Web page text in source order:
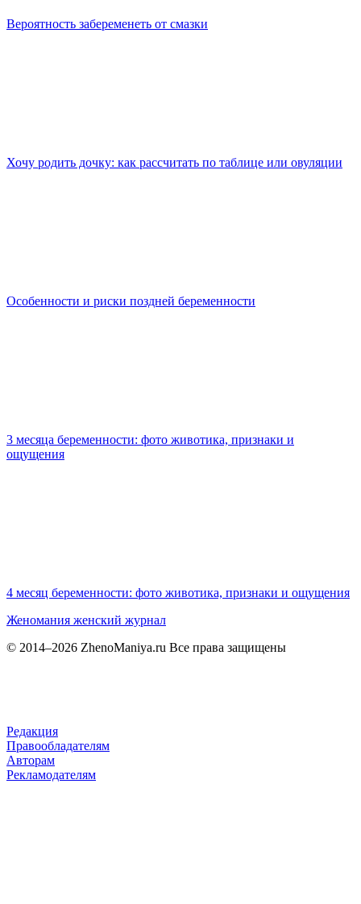
Вероятность забеременеть от смазки
Хочу родить дочку: как рассчитать по таблице или овуляции
Особенности и риски поздней беременности
3 месяца беременности: фото животика, признаки и
ощущения
4 месяц беременности: фото животика, признаки и ощущения
Женомания женский журнал
© 2014–2026 ZhenoManiya.ru Все права защищены
Редакция
Правообладателям
Авторам
Рекламодателям